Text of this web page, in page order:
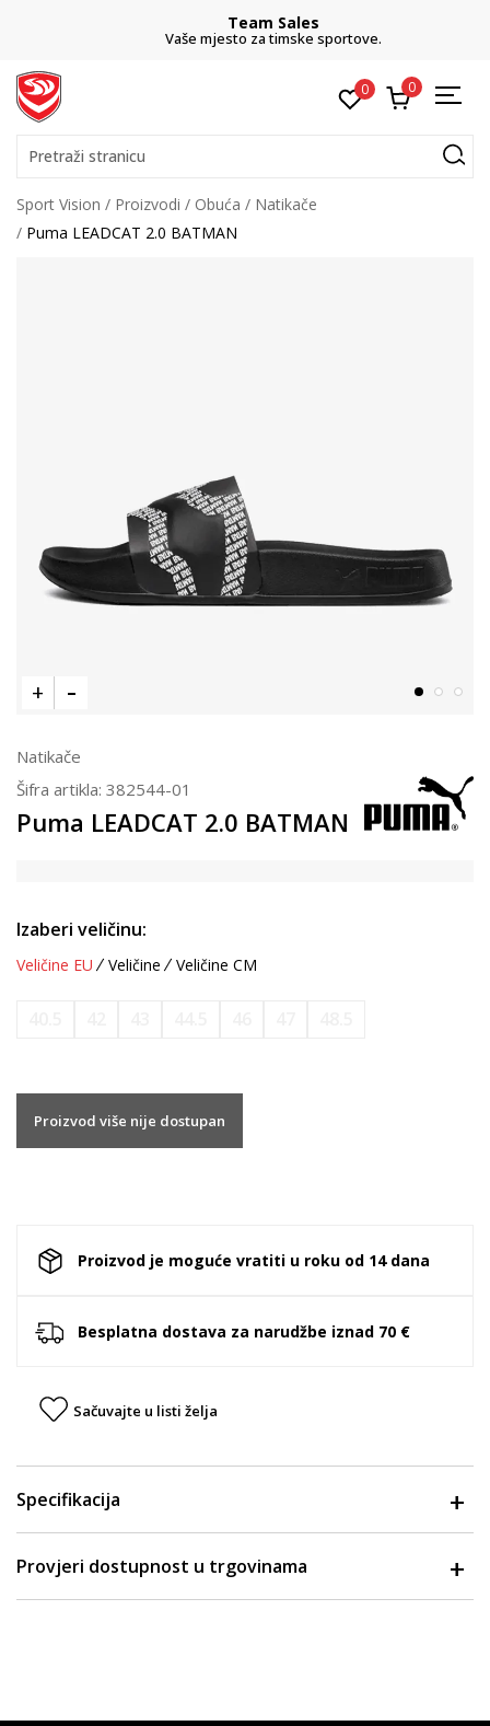
Team Sales
Vaše mjesto za timske sportove.
0 0
Pretraži stranicu
Sport Vision Proizvodi Obuća
Natikače
Puma LEADCAT 2.0 BATMAN
Natikače
Šifra artikla: 382544-01
Puma LEADCAT 2.0 BATMAN
Izaberi veličinu:
Veličine EU Veličine Veličine CM
Proizvod više nije dostupan
Proizvod je moguće vratiti u roku od 14 dana
Besplatna dostava za narudžbe iznad 70 €
Sačuvajte u listi želja
Specifikacija
Provjeri dostupnost u trgovinama